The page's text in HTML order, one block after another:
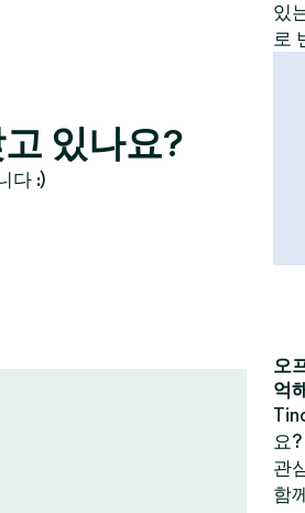
있나요?
다 :)
있
로
오
억
요
관
함